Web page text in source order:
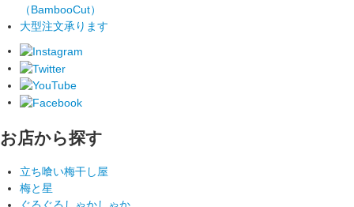
（BambooCut）
大型注文承ります
お店から探す
立ち喰い梅干し屋
梅と星